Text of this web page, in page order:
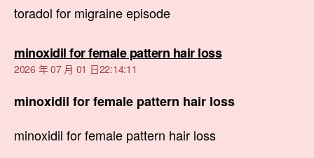
toradol for migraine episode
minoxidil for female pattern hair loss表
示:
2026 年 07 月 01 日22:14:11
minoxidil for female pattern hair loss
minoxidil for female pattern hair loss